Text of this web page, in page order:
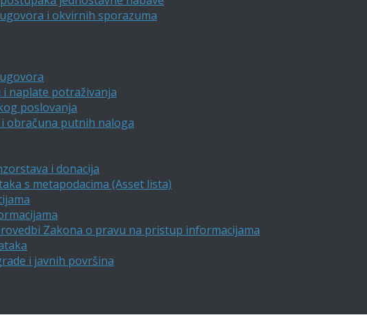
i okvirnih sporazuma
naplate potraživanja
poslovanja
obračuna putnih naloga
i donacija
s metapodacima (Asset lista)
Zakona o pravu na pristup informacijama
i javnih površina